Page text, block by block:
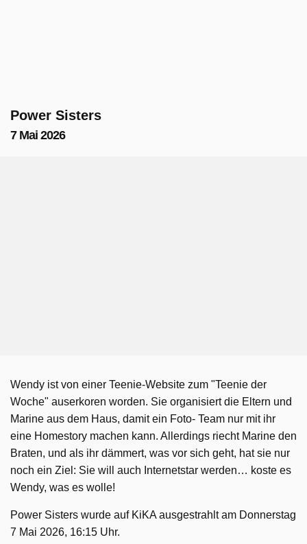
Power Sisters
7 Mai 2026
Wendy ist von einer Teenie-Website zum "Teenie der
Woche" auserkoren worden. Sie organisiert die Eltern und
Marine aus dem Haus, damit ein Foto- Team nur mit ihr
eine Homestory machen kann. Allerdings riecht Marine den
Braten, und als ihr dämmert, was vor sich geht, hat sie nur
noch ein Ziel: Sie will auch Internetstar werden… koste es
Wendy, was es wolle!
Power Sisters wurde auf KiKA ausgestrahlt am Donnerstag
7 Mai 2026, 16:15 Uhr.